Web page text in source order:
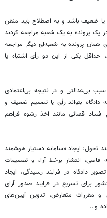
یا ضعیف باشد و به اصطلاح باید متقن
یک پرونده به یک شعبه مراجعه کردند
همان پرونده به شعبه‌ای دیگر مراجعه
یکی از این دو رأی اشتباه یا
بی‌عدالتی و در نتیجه بی‌اعتمادی
بتواند رأی یا تصمیم ضعیف و
فساد قضائی مانند اخذ رشوه فراهم
تحول: ایجاد «سامانه دستیار هوشمند
قاضی، انتشار برخط آراء و تصمیمات
دادگاه در فرایند رسیدگی، ایجاد
برای تسریع در فرایند صدور آرای
و مقررات متعارض، تدوین آیین‌های
و...